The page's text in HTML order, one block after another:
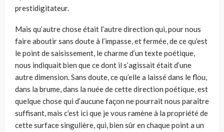
prestidigitateur.
Mais qu’autre chose était l’autre direction qui, pour nous
faire aboutir sans doute à l’impasse, et fermée, de ce qu’est
le point de saisissement, le charme d’un texte poétique,
nous indiquait bien que ce dont il s’agissait était d’une
autre dimension. Sans doute, ce qu’elle a laissé dans le flou,
dans la brume, dans la nuée de cette direction poétique, est
quelque chose qui d’aucune façon ne pourrait nous paraître
suffisant, mais c’est ici que je vous ramène à la propriété de
cette surface singulière, qui, bien sûr en chaque point a un